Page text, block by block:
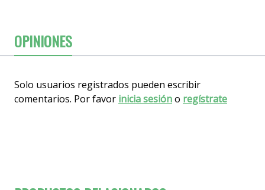
OPINIONES
Solo usuarios registrados pueden escribir
comentarios. Por favor inicia sesióno regístrate